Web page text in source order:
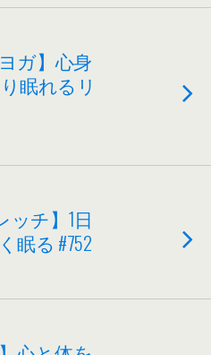
ガ】心身
眠れるリ
ッチ】1日
眠る #752